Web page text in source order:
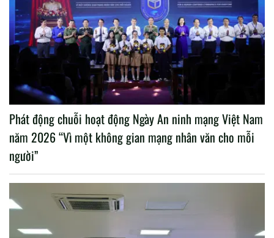
Phát động chuỗi hoạt động Ngày An ninh mạng Việt Nam
năm 2026 “Vì một không gian mạng nhân văn cho mỗi
người”